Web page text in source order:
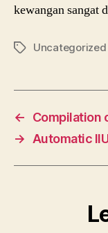
kewangan
TagsUncategorized
←
Compilation
→
Automatic